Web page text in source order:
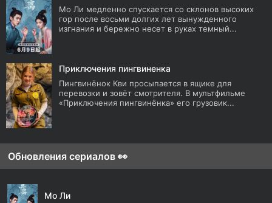
Мо Ли медленно спускается со склонов высоких
гор после восьми долгих лет вынужденного
изгнания и бережно несет в руках темный...
Приключения пингвиненка
Пингвинёнок Кви просыпается в ящике для
перевозки и зовёт смотрителя. В мультфильме
«Приключения пингвинёнка» его грузовик...
Обновления сериалов 👀
Мо Ли